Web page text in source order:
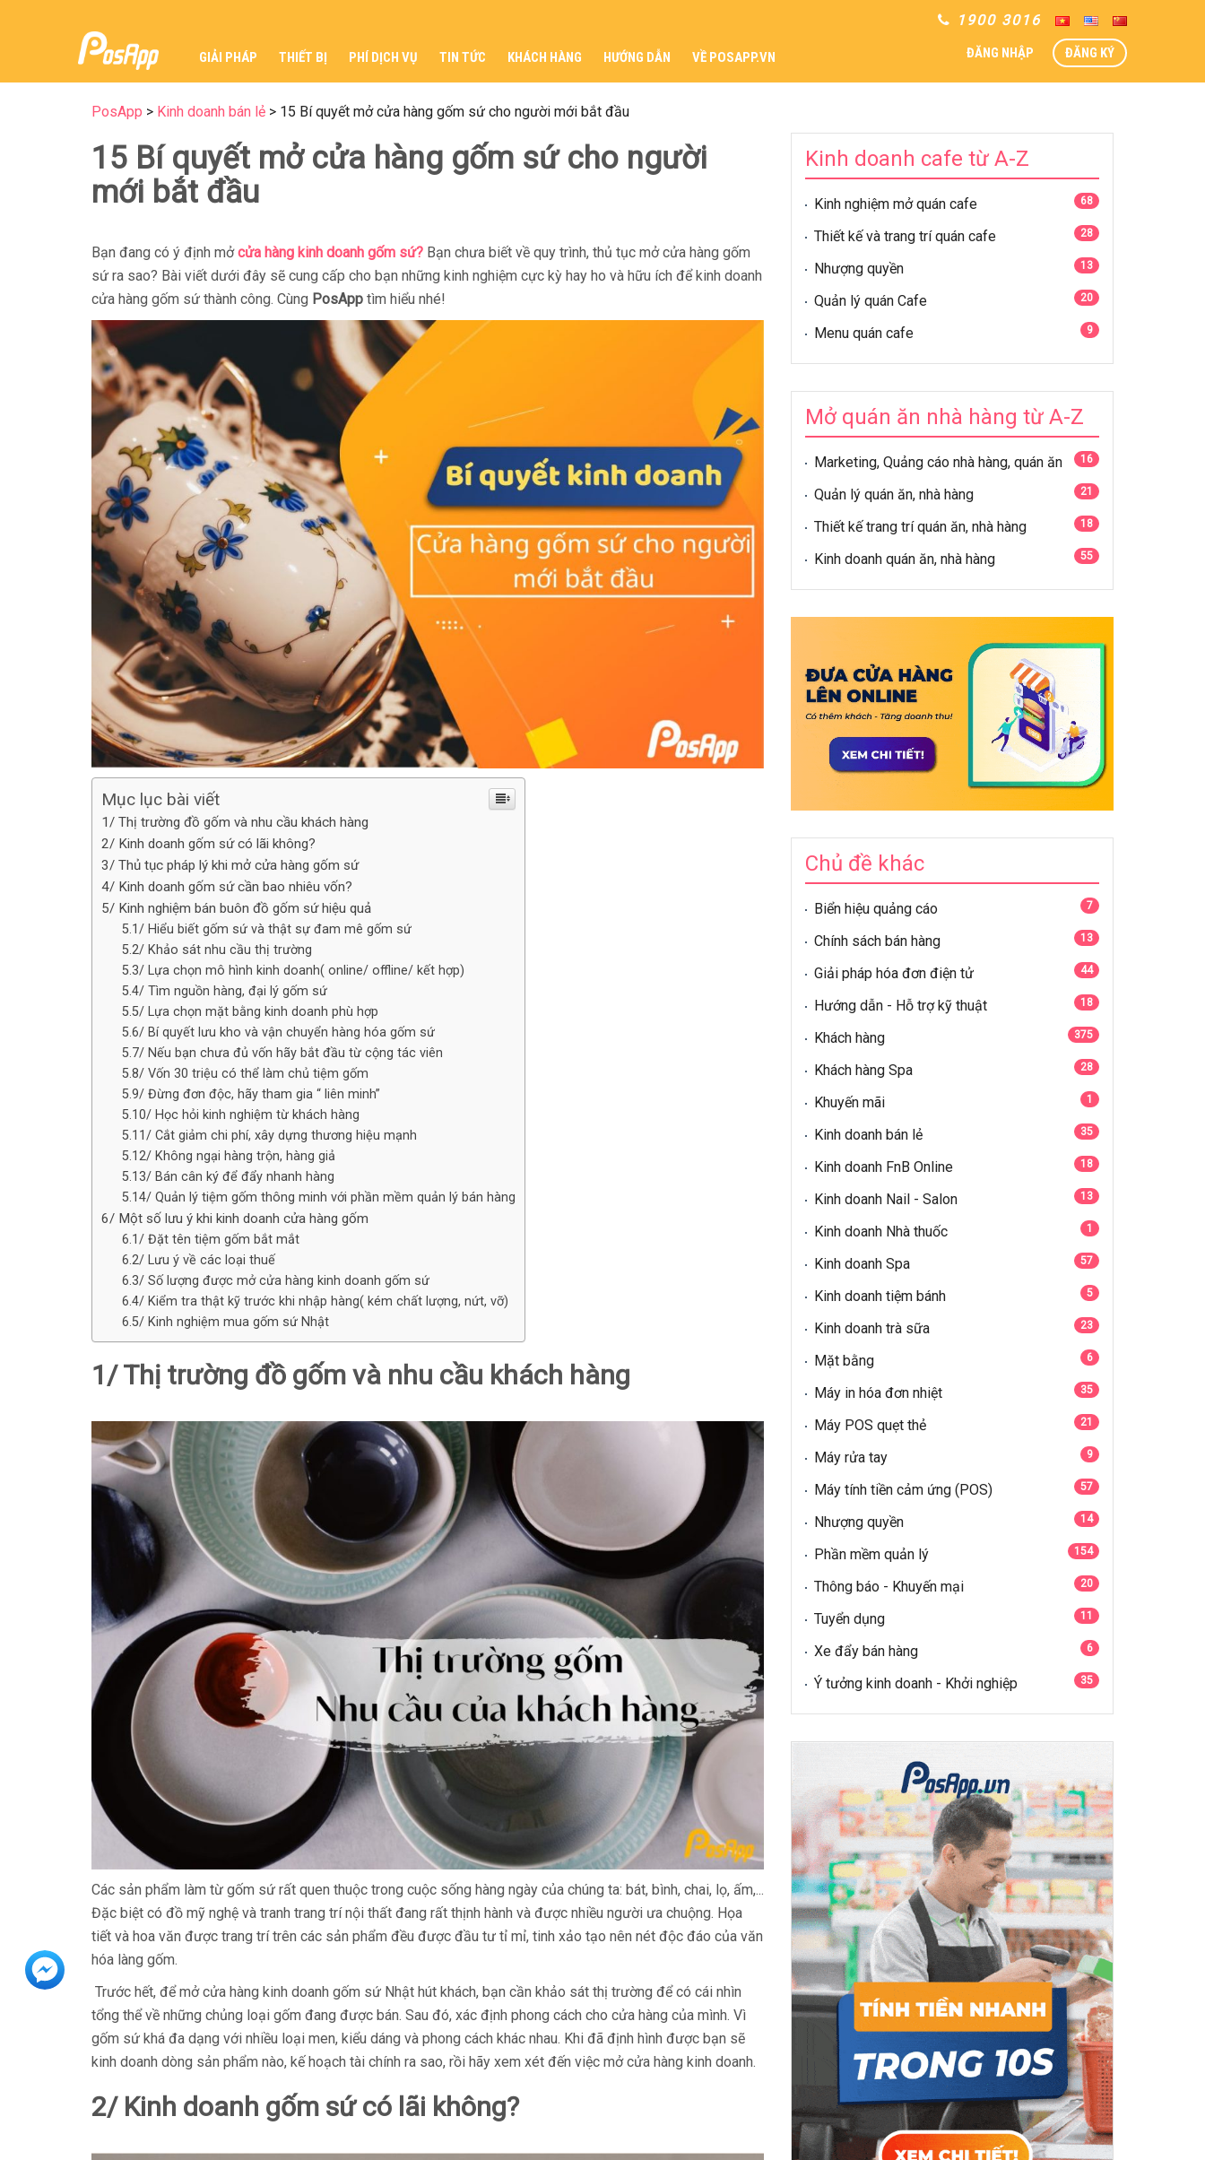
1900 3016
GIẢI PHÁP THIẾT BỊ PHÍ DỊCH VỤ TIN TỨC KHÁCH HÀNG HƯỚNG DẪN VỀ POSAPP.VN ĐĂNG NHẬP ĐĂNG KÝ
PosApp > Kinh doanh bán lẻ > 15 Bí quyết mở cửa hàng gốm sứ cho người mới bắt đầu
15 Bí quyết mở cửa hàng gốm sứ cho người
mới bắt đầu
Bạn đang có ý định mở cửa hàng kinh doanh gốm sứ? Bạn chưa biết về quy trình, thủ tục mở cửa hàng gốm
sứ ra sao? Bài viết dưới đây sẽ cung cấp cho bạn những kinh nghiệm cực kỳ hay ho và hữu ích để kinh doanh
cửa hàng gốm sứ thành công. Cùng PosApp tìm hiểu nhé!
Mục lục bài viết
1/ Thị trường đồ gốm và nhu cầu khách hàng
2/ Kinh doanh gốm sứ có lãi không?
3/ Thủ tục pháp lý khi mở cửa hàng gốm sứ
4/ Kinh doanh gốm sứ cần bao nhiêu vốn?
5/ Kinh nghiệm bán buôn đồ gốm sứ hiệu quả
5.1/ Hiểu biết gốm sứ và thật sự đam mê gốm sứ
5.2/ Khảo sát nhu cầu thị trường
5.3/ Lựa chọn mô hình kinh doanh( online/ offline/ kết hợp)
5.4/ Tìm nguồn hàng, đại lý gốm sứ
5.5/ Lựa chọn mặt bằng kinh doanh phù hợp
5.6/ Bí quyết lưu kho và vận chuyển hàng hóa gốm sứ
5.7/ Nếu bạn chưa đủ vốn hãy bắt đầu từ cộng tác viên
5.8/ Vốn 30 triệu có thể làm chủ tiệm gốm
5.9/ Đừng đơn độc, hãy tham gia “ liên minh”
5.10/ Học hỏi kinh nghiệm từ khách hàng
5.11/ Cắt giảm chi phí, xây dựng thương hiệu mạnh
5.12/ Không ngại hàng trộn, hàng giả
5.13/ Bán cân ký để đẩy nhanh hàng
5.14/ Quản lý tiệm gốm thông minh với phần mềm quản lý bán hàng
6/ Một số lưu ý khi kinh doanh cửa hàng gốm
6.1/ Đặt tên tiệm gốm bắt mắt
6.2/ Lưu ý về các loại thuế
6.3/ Số lượng được mở cửa hàng kinh doanh gốm sứ
6.4/ Kiểm tra thật kỹ trước khi nhập hàng( kém chất lượng, nứt, vỡ)
6.5/ Kinh nghiệm mua gốm sứ Nhật
1/ Thị trường đồ gốm và nhu cầu khách hàng
Các sản phẩm làm từ gốm sứ rất quen thuộc trong cuộc sống hàng ngày của chúng ta: bát, bình, chai, lọ, ấm,...
Đặc biệt có đồ mỹ nghệ và tranh trang trí nội thất đang rất thịnh hành và được nhiều người ưa chuộng. Họa
tiết và hoa văn được trang trí trên các sản phẩm đều được đầu tư tỉ mỉ, tinh xảo tạo nên nét độc đáo của văn
hóa làng gốm.
Trước hết, để mở cửa hàng kinh doanh gốm sứ Nhật hút khách, bạn cần khảo sát thị trường để có cái nhìn
tổng thể về những chủng loại gốm đang được bán. Sau đó, xác định phong cách cho cửa hàng của mình. Vì
gốm sứ khá đa dạng với nhiều loại men, kiểu dáng và phong cách khác nhau. Khi đã định hình được bạn sẽ
kinh doanh dòng sản phẩm nào, kế hoạch tài chính ra sao, rồi hãy xem xét đến việc mở cửa hàng kinh doanh.
2/ Kinh doanh gốm sứ có lãi không?
Kinh doanh cafe từ A-Z
Kinh nghiệm mở quán cafe 68
Thiết kế và trang trí quán cafe 28
Nhượng quyền 13
Quản lý quán Cafe 20
Menu quán cafe 9
Mở quán ăn nhà hàng từ A-Z
Marketing, Quảng cáo nhà hàng, quán ăn 16
Quản lý quán ăn, nhà hàng 21
Thiết kế trang trí quán ăn, nhà hàng 18
Kinh doanh quán ăn, nhà hàng 55
Chủ đề khác
Biển hiệu quảng cáo 7
Chính sách bán hàng 13
Giải pháp hóa đơn điện tử 44
Hướng dẫn - Hỗ trợ kỹ thuật 18
Khách hàng 375
Khách hàng Spa 28
Khuyến mãi 1
Kinh doanh bán lẻ 35
Kinh doanh FnB Online 18
Kinh doanh Nail - Salon 13
Kinh doanh Nhà thuốc 1
Kinh doanh Spa 57
Kinh doanh tiệm bánh 5
Kinh doanh trà sữa 23
Mặt bằng 6
Máy in hóa đơn nhiệt 35
Máy POS quẹt thẻ 21
Máy rửa tay 9
Máy tính tiền cảm ứng (POS) 57
Nhượng quyền 14
Phần mềm quản lý 154
Thông báo - Khuyến mại 20
Tuyển dụng 11
Xe đẩy bán hàng 6
Ý tưởng kinh doanh - Khởi nghiệp 35